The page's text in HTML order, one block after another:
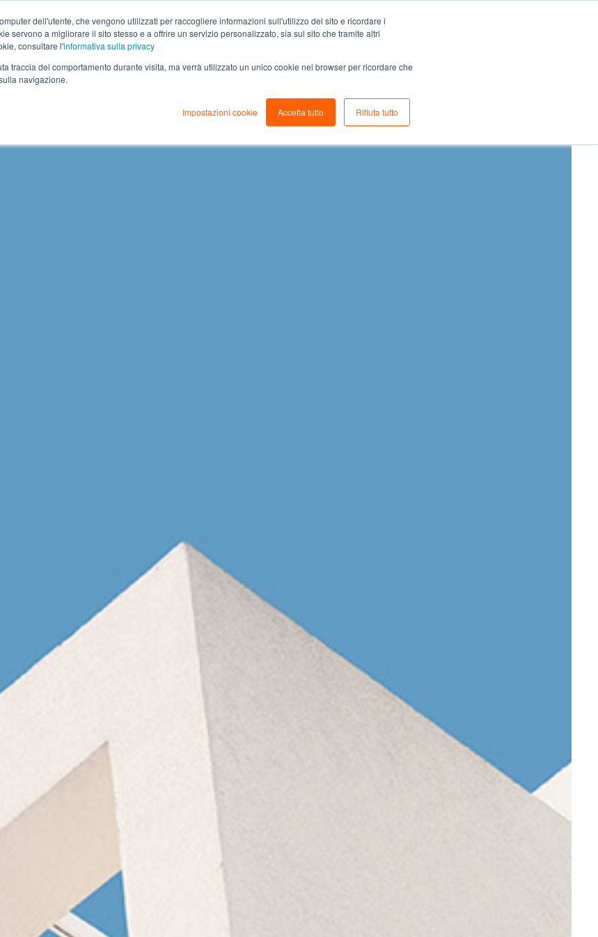
dell'utente, che vengono utilizzati per raccogliere informazioni sull'utilizzo del sito e ricordare i
servono a migliorare il sito stesso e a offrire un servizio personalizzato, sia sul sito che tramite altri
consultare l'informativa sulla privacy
traccia del comportamento durante visita, ma verrà utilizzato un unico cookie nel browser per ricordare che
navigazione.
Impostazioni cookie Accetta tutto Rifiuta tutto
Tutti gli articoli